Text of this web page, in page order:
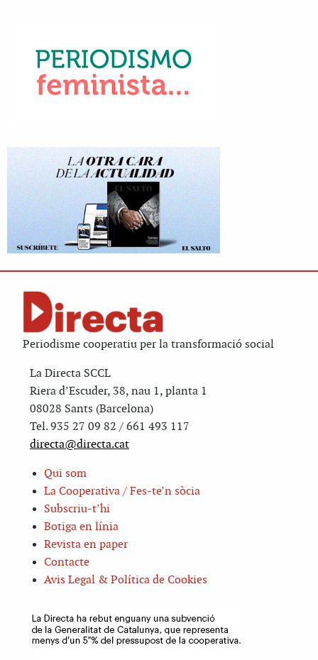
Periodisme cooperatiu per la transformació social
La Directa SCCL
Riera d’Escuder, 38, nau 1, planta 1
08028 Sants (Barcelona)
Tel. 935 27 09 82 / 661 493 117
directa@directa.cat
Qui som
La Cooperativa / Fes-te’n sòcia
Subscriu-t’hi
Botiga en línia
Revista en paper
Contacte
Avis Legal & Política de Cookies